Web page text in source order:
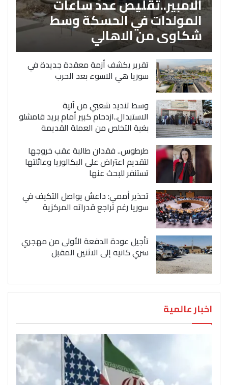
المولدات في الحسكة وسط
شكاوى من الاهالي
تقرير يكشف أزمة معقدة جديدة في
سوريا هي الاسوء بعد الحرب
وسط تنديد شعبي من آلية
الاستبدال..ازدحام كبير أمام بريد قامشلو
بغية التخلص من العملة القديمة
طرطوس.. فقدان طالبة عقب خروجها
لتقديم اعتراض على البكالوريا وعائلتها
تستنفر للبحث عنها
تحذير أممي: داعش يواصل التكيف في
سوريا رغم تراجع قدراته المركزية
تأجيل عودة الدفعة الأولى من مهجري
سري كانيه إلى الاثنين المقبل
اخبار عالمية